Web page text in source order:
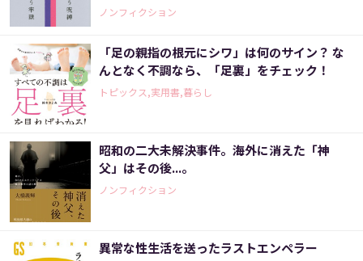
ノンフィクション
「足の親指の根元にシワ」は何のサイン？ な
んとなく不調なら、「足裏」をチェック！
トピックス,実用書,暮らし
昭和の二大未解決事件。海外に消えた「神
父」はその後...。
ノンフィクション
異常な性生活を送ったラストエンペラー